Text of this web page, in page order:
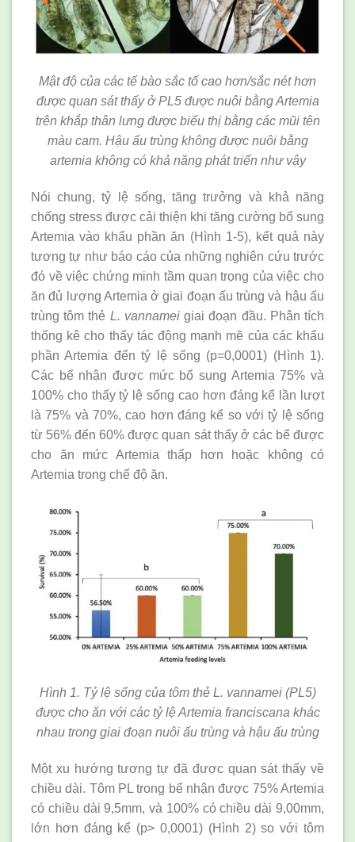
Mật độ của các tế bào sắc tố cao hơn/sắc nét hơn
được quan sát thấy ở PL5 được nuôi bằng Artemia
trên khắp thân lưng được biểu thị bằng các mũi tên
màu cam. Hậu ấu trùng không được nuôi bằng
artemia không có khả năng phát triển như vậy
Nói chung, tỷ lệ sống, tăng trưởng và khả năng
chống stress được cải thiện khi tăng cường bổ sung
Artemia vào khẩu phần ăn (Hình 1-5), kết quả này
tương tự như báo cáo của những nghiên cứu trước
đó về việc chứng minh tầm quan trọng của việc cho
ăn đủ lượng Artemia ở giai đoạn ấu trùng và hậu ấu
trùng tôm thẻ L. vannameigiai đoạn đầu. Phân tích
thống kê cho thấy tác động mạnh mẽ của các khẩu
phần Artemia đến tỷ lệ sống (p=0,0001) (Hình 1).
Các bể nhận được mức bổ sung Artemia 75% và
100% cho thấy tỷ lệ sống cao hơn đáng kể lần lượt
là 75% và 70%, cao hơn đáng kể so với tỷ lệ sống
từ 56% đến 60% được quan sát thấy ở các bể được
cho ăn mức Artemia thấp hơn hoặc không có
Artemia trong chế độ ăn.
Hình 1. Tỷ lệ sống của tôm thẻ L. vannamei (PL5)
được cho ăn với các tỷ lệ Artemia franciscana khác
nhau trong giai đoạn nuôi ấu trùng và hậu ấu trùng
Một xu hướng tương tự đã được quan sát thấy về
chiều dài. Tôm PL trong bể nhận được 75% Artemia
có chiều dài 9,5mm, và 100% có chiều dài 9,00mm,
lớn hơn đáng kể (p> 0,0001) (Hình 2) so với tôm